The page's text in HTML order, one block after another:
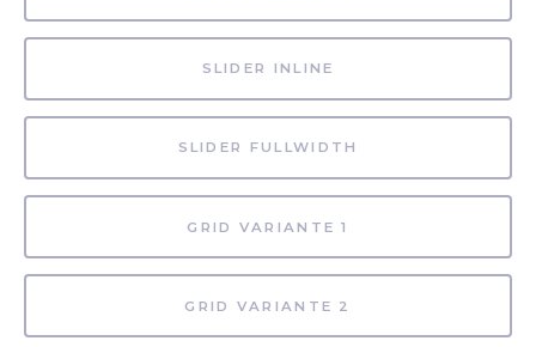
SLIDER INLINE
SLIDER FULLWIDTH
GRID VARIANTE 1
GRID VARIANTE 2